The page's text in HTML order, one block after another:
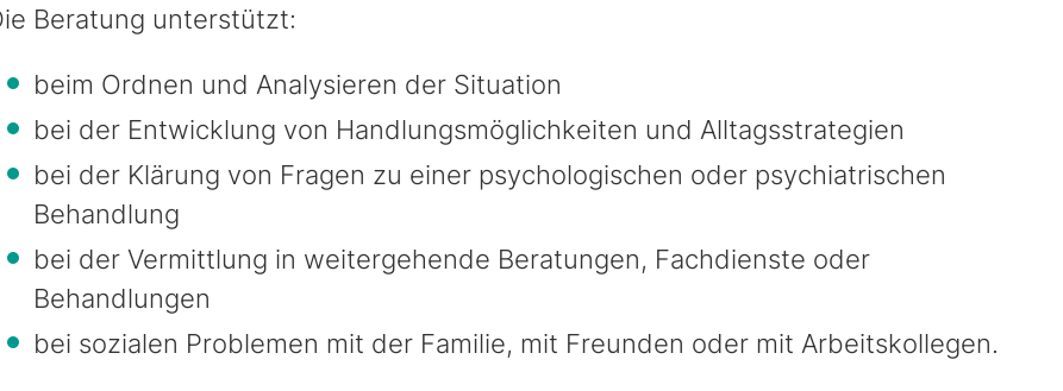
Beratung unterstützt:
beim Ordnen und Analysieren der Situation
bei der Entwicklung von Handlungsmöglichkeiten und Alltagsstrategien
bei der Klärung von Fragen zu einer psychologischen oder psychiatrischen
Behandlung
bei der Vermittlung in weitergehende Beratungen, Fachdienste oder
Behandlungen
bei sozialen Problemen mit der Familie, mit Freunden oder mit Arbeitskollegen.